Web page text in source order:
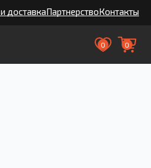
доставкаПартнерствоКонтакты
0 0